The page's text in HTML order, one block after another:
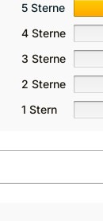
5 Sterne
4 Sterne
3 Sterne
2 Sterne
1 Stern